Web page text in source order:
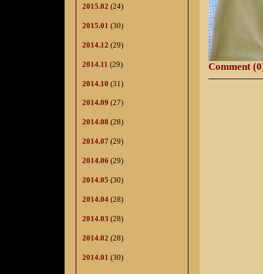
2015.02 (24)
2015.01 (30)
2014.12 (29)
2014.11 (29)
2014.10 (31)
2014.09 (27)
2014.08 (28)
2014.07 (29)
2014.06 (29)
2014.05 (30)
2014.04 (28)
2014.03 (28)
2014.02 (28)
2014.01 (30)
Comment